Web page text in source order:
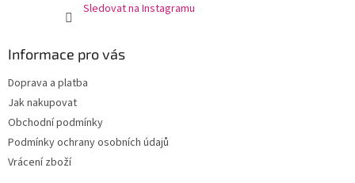
Sledovat na Instagramu
Informace pro vás
Doprava a platba
Jak nakupovat
Obchodní podmínky
Podmínky ochrany osobních údajů
Vrácení zboží